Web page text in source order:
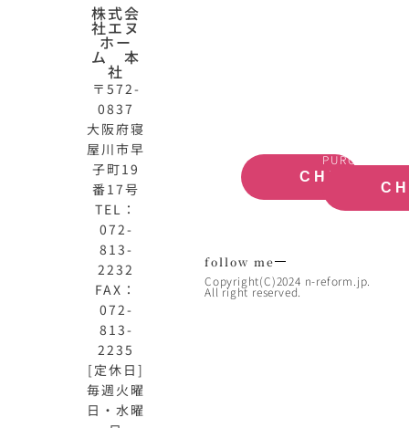
株式会
社エヌ
ホー
ム 本
社
〒572-
0837
大阪府寝
屋川市早
子町19
番17号
TEL：
072-
813-
2232
FAX：
072-
813-
2235
[定休日]
毎週火曜
日・水曜
CHECK
PURCHASE
follow me
Copyright(C)2024 n-reform.jp.
All right reserved.